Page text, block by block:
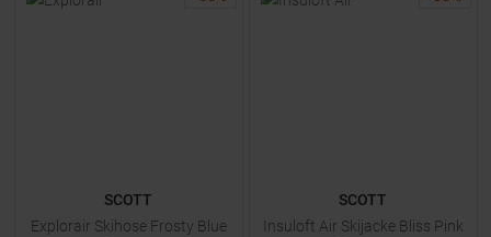
SCOTT
Explorair Skihose Frosty Blue
SCOTT
Insuloft Air Skijacke Bliss Pink